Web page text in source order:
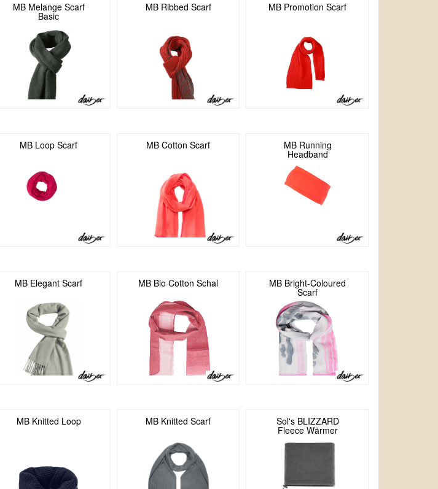
MB Melange Scarf
Basic
MB Ribbed Scarf MB Promotion Scarf
MB Loop Scarf MB Cotton Scarf MB Running
Headband
MB Elegant Scarf MB Bio Cotton Schal MB Bright-Coloured
Scarf
MB Knitted Loop MB Knitted Scarf Sol's BLIZZARD
Fleece Wärmer